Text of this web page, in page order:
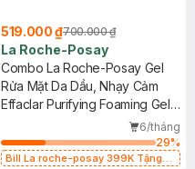
519.000 ₫700.000 ₫
La Roche-Posay
Combo La Roche-Posay Gel
Rửa Mặt Da Dầu, Nhạy Cảm
Effaclar Purifying Foaming Gel
6/tháng
29%
Bill La roche-posay 399K Tặng